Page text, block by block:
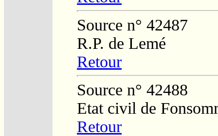
Source n° 42487
R.P. de Lemé
Retour
Source n° 42488
Etat civil de
Retour